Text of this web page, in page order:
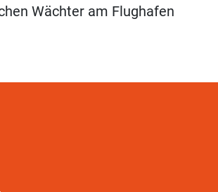
Wächter am Flughafen